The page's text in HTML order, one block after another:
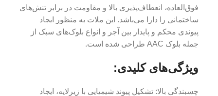
فوق‌العاده، انعطاف‌پذیری بالا و مقاومت در برابر تنش‌های
ساختمانی را دارا می‌باشد. این ملات به منظور ایجاد
پیوندی محکم و پایدار بین آجر و انواع بلوک‌های سبک از
جمله بلوک AAC طراحی شده است.
ویژگی‌های کلیدی:
چسبندگی بالا: تشکیل پیوند شیمیایی با زیرلایه، ایجاد